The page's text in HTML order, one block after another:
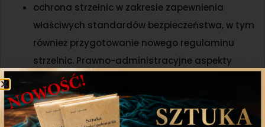
ochrona strzelnic w zakresie zapewnienia
właściwych standardów bezpieczeństwa, w tym
również przygotowanie nowego regulaminu
strzelnic. Prawno-administracyjne aspekty
lokalizacji strzelnic i stabilności ich
funkcjonowania w kontekście rozwoju miast.
Rezultaty współpracy będziemy przedstawiać na